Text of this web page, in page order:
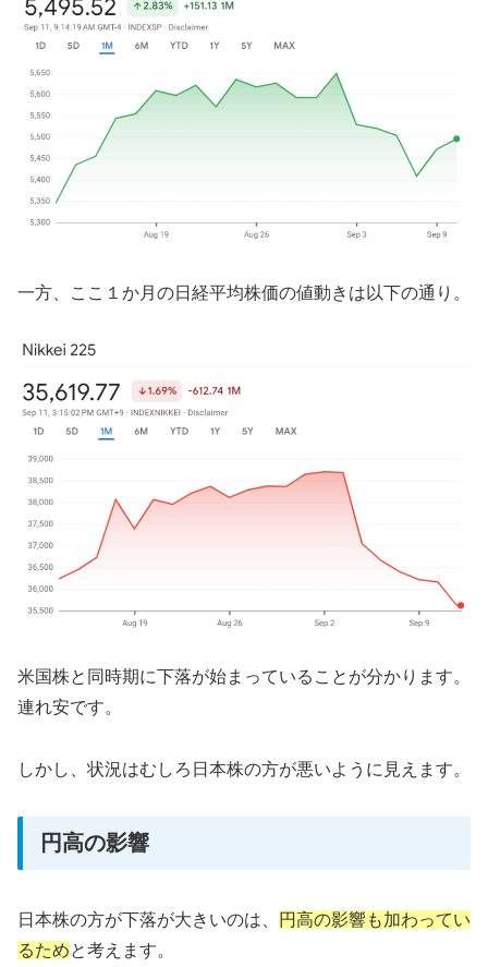
一方、ここ１か月の日経平均株価の値動きは以下の通り。
米国株と同時期に下落が始まっていることが分かります。
連れ安です。
しかし、状況はむしろ日本株の方が悪いように見えます。
円高の影響
日本株の方が下落が大きいのは、
円高の影響も加わってい
るためと考えます。